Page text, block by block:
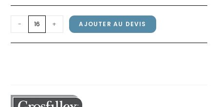
quantité
de
Fauteuil
Architectural
- + AJOUTER AU DEVIS